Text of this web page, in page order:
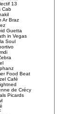
13
Cab
Ar Braz
Guetta
in Vegas
Soul
Food Beat
Café
de Crécy
Picards